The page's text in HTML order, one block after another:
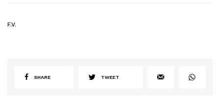
F.V.
SHARE TWEET